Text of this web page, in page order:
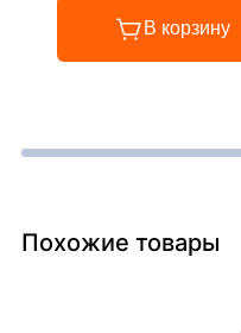
В корзину
Похожие товары